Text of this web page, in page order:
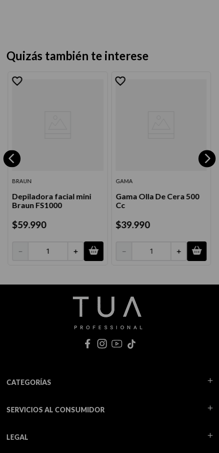
Quizás también te interese
BRAUN
Depiladora facial mini
Braun FS1000
$59.990
＋
－
GAMA
Gama Olla De Cera 500
Cc
$39.990
＋
－
CATEGORÍAS
SERVICIOS AL CONSUMIDOR
LEGAL